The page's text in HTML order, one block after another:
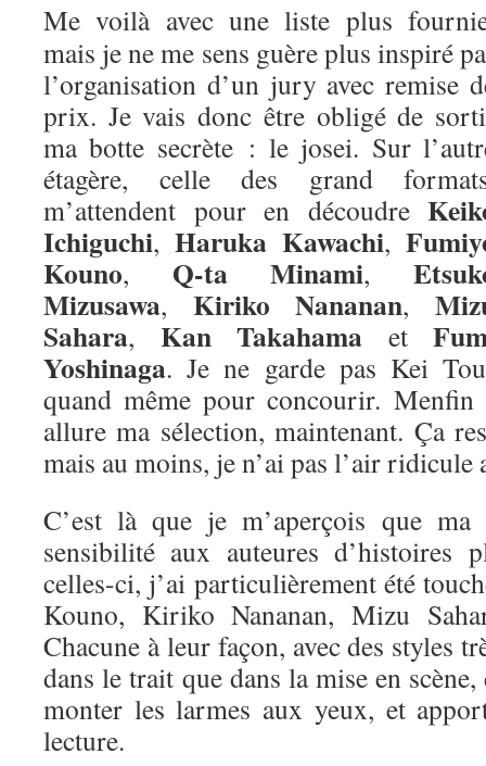
Me voilà avec une liste plus
mais je ne me sens guère plus inspiré
l’organisation d’un jury avec remise
prix. Je vais donc être obligé de
ma botte secrète : le josei. Sur
étagère, celle des grand
m’attendent pour en découdre
Ichiguchi, Haruka Kawachi,
Kouno, Q-ta Minami,
Mizusawa, Kiriko Nananan,
Sahara, Kan Takahama et
Yoshinaga. Je ne garde pas Kei
quand même pour concourir.
allure ma sélection, maintenant. Ça
mais au moins, je n’ai pas l’air ridicule
C’est là que je m’aperçois que
sensibilité aux auteures d’histoires
celles-ci, j’ai particulièrement été
Kouno, Kiriko Nananan, Mizu
Chacune à leur façon, avec des styles
dans le trait que dans la mise en
monter les larmes aux yeux, et
lecture.